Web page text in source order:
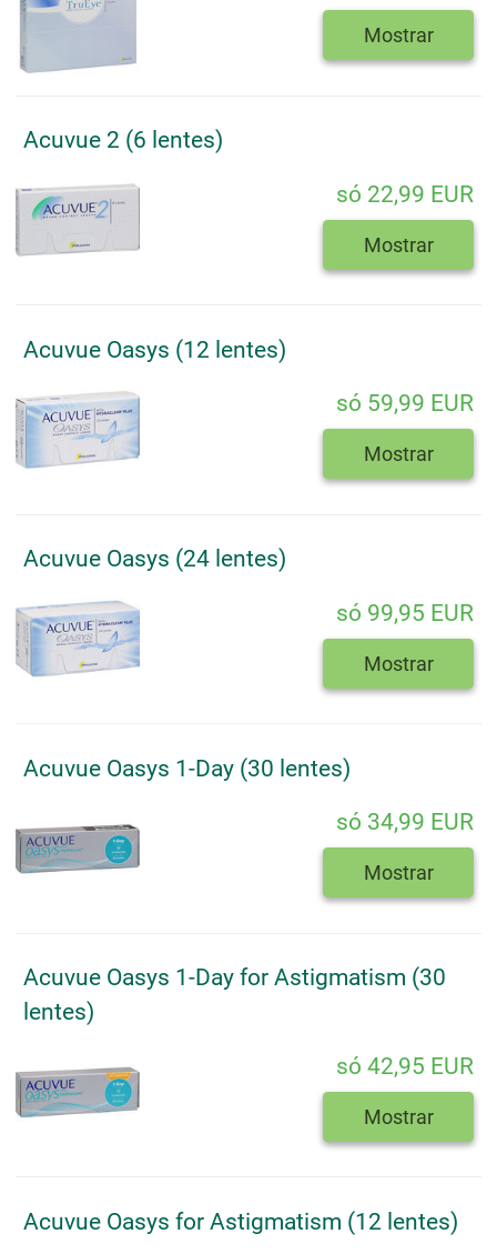
Mostrar
Acuvue 2 (6 lentes)
só 22,99 EUR
Mostrar
Acuvue Oasys (12 lentes)
só 59,99 EUR
Mostrar
Acuvue Oasys (24 lentes)
só 99,95 EUR
Mostrar
Acuvue Oasys 1-Day (30 lentes)
só 34,99 EUR
Mostrar
Acuvue Oasys 1-Day for Astigmatism (30
lentes)
só 42,95 EUR
Mostrar
Acuvue Oasys for Astigmatism (12 lentes)